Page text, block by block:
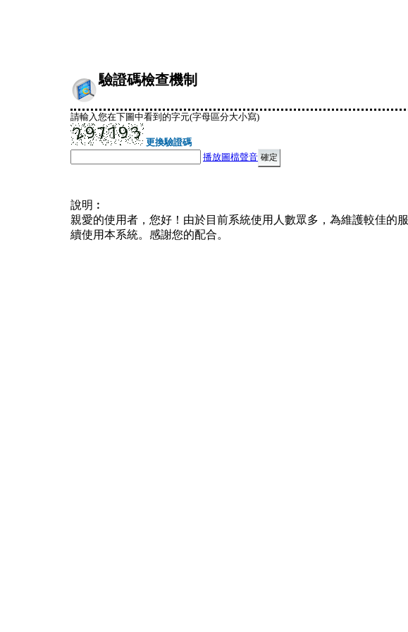
驗證碼檢查機制
請輸入您在下圖中看到的字元(字母區分大小寫)
更換驗證碼
播放圖檔聲音
說明︰
親愛的使用者，您好！由於目前系統使用人數眾多，為維護較佳的
續使用本系統。感謝您的配合。